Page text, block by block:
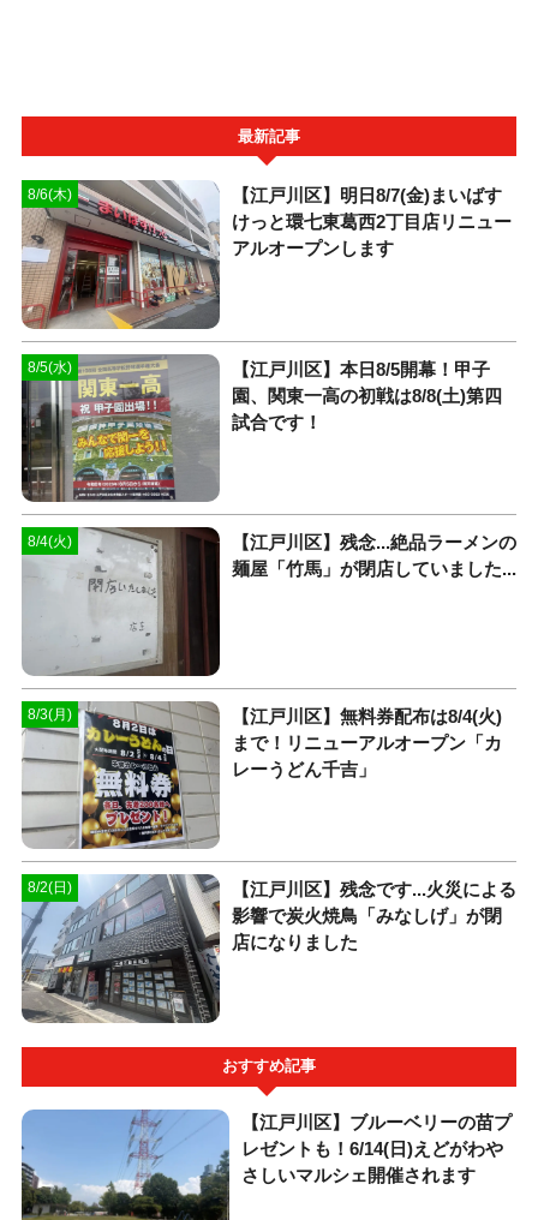
最新記事
8/6(木)
【江戸川区】明日8/7(金)まいばす
けっと環七東葛西2丁目店リニュー
アルオープンします
8/5(水)
【江戸川区】本日8/5開幕！甲子
園、関東一高の初戦は8/8(土)第四
試合です！
8/4(火)
【江戸川区】残念...絶品ラーメンの
麺屋「竹馬」が閉店していました...
8/3(月)
【江戸川区】無料券配布は8/4(火)
まで！リニューアルオープン「カ
レーうどん千吉」
8/2(日)
【江戸川区】残念です...火災による
影響で炭火焼鳥「みなしげ」が閉
店になりました
おすすめ記事
【江戸川区】ブルーベリーの苗プ
レゼントも！6/14(日)えどがわや
さしいマルシェ開催されます